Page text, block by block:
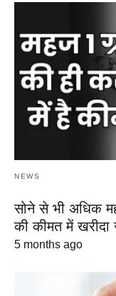
NEWS
सोने से भी अधिक
की कीमत में खरीदा
5 months ago